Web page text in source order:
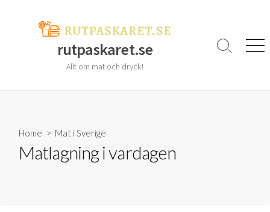
rutpaskaret.se
Allt om mat och dryck!
Search
Home > Mat i Sverige
Matlagning i vardagen